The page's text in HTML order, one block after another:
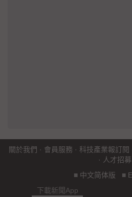
關於我們 · 會員服務 · 科技產業報訂閱
· 人才招募
■ 中文简体版 ■
下載新聞App